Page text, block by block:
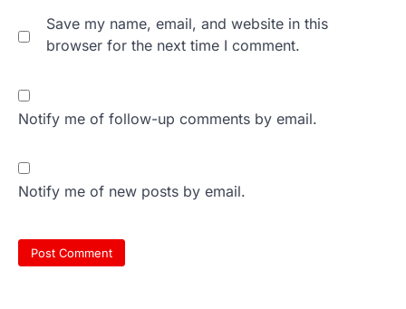
Save my name, email, and website in this
browser for the next time I comment.
Notify me of follow-up comments by email.
Notify me of new posts by email.